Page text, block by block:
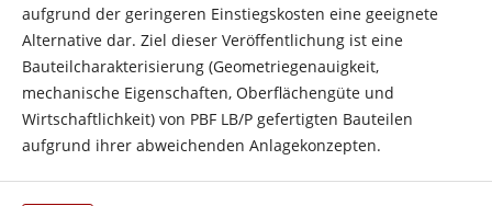
aufgrund der geringeren Einstiegskosten eine geeignete
Alternative dar. Ziel dieser Veröffentlichung ist eine
Bauteilcharakterisierung (Geometriegenauigkeit,
mechanische Eigenschaften, Oberflächengüte und
Wirtschaftlichkeit) von PBF LB/P gefertigten Bauteilen
aufgrund ihrer abweichenden Anlagekonzepten.